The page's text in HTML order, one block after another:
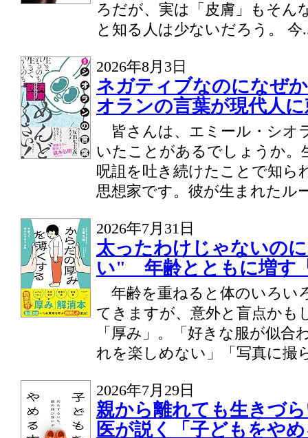
ろだが、実は「皮膚」もそん
と知る人は少ないだろう。
2026年8月3日
ネガティブなのになぜ
オランの言葉が現代人
皆さんは、エミール・シオ
いたことがあるでしょうか。
呪詛を吐き続けたことで知ら
思想家です。彼が生まれたル
2026年7月31日
太ったわけじゃないの
い" 年齢とともに増す
年齢を重ねると体のいろい
てきますが、意外と盲点かも
「厚み」。「好きな服が似合
れを楽しめない」「写真に撮
2026年7月29日
親から離れても生きづ
医が説く「子どもをや